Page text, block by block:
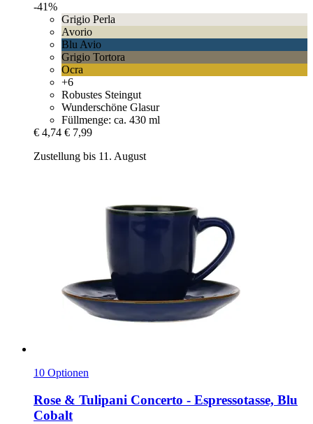
-41%
Grigio Perla
Avorio
Blu Avio
Grigio Tortora
Ocra
+6
Robustes Steingut
Wunderschöne Glasur
Füllmenge: ca. 430 ml
€ 4,74 € 7,99
Zustellung bis 11. August
10 Optionen
Rose & Tulipani Concerto -​ Espressotasse, Blu
Cobalt